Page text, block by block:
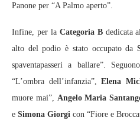
Panone per “A Palmo aperto”.
Infine, per la Categoria Bdedicata
alto del podio è stato occupato da
spaventapasseri a ballare”.
“L’ombra dell’infanzia”,Elena
muore mai”, Angelo Maria
e Simona Giorgi con “Fiore e